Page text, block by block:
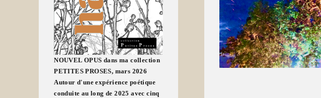
NOUVEL OPUS dans ma collection
PETITES PROSES, mars 2026
Autour d'une expérience poétique
conduite au long de 2025 avec cinq